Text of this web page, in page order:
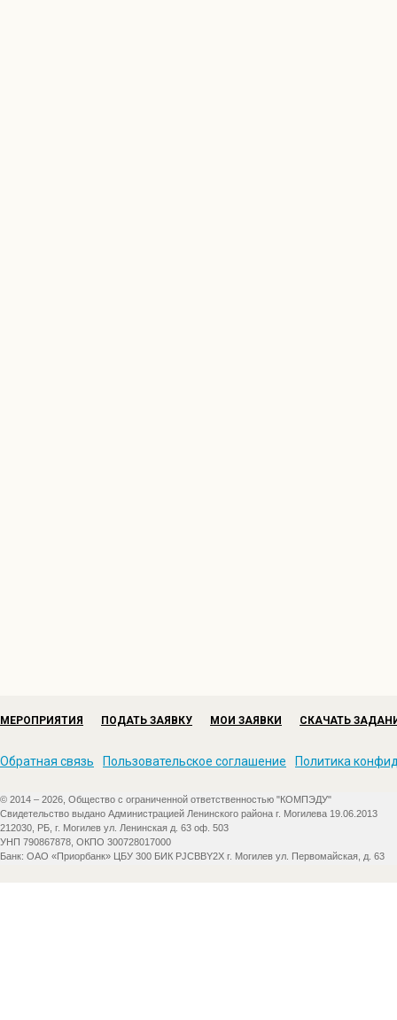
МЕРОПРИЯТИЯ ПОДАТЬ ЗАЯВКУ МОИ ЗАЯВКИ СКАЧАТЬ
Обратная связь Пользовательское соглашение Политика
© 2014 – 2026, Общество с ограниченной ответственностью "КОМПЭДУ"
Свидетельство выдано Администрацией Ленинского района г. Могилева 19.06.2013
212030, РБ, г. Могилев ул. Ленинская д. 63 оф. 503
УНП 790867878, ОКПО 300728017000
Банк: ОАО «Приорбанк» ЦБУ 300 БИК PJCBBY2X г. Могилев ул. Первомайская, д. 63